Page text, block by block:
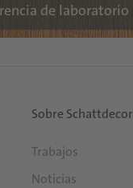
de laboratorio
Sobre Schattdecor
Trabajos
Noticias